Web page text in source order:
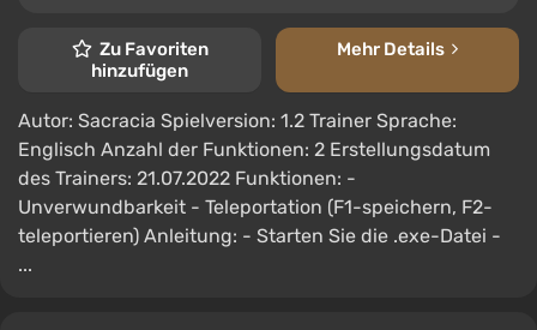
Zu Favoriten
hinzufügen
Mehr Details
Autor: Sacracia Spielversion: 1.2 Trainer Sprache:
Englisch Anzahl der Funktionen: 2 Erstellungsdatum
des Trainers: 21.07.2022 Funktionen: -
Unverwundbarkeit - Teleportation (F1-speichern, F2-
teleportieren) Anleitung: - Starten Sie die .exe-Datei -
...